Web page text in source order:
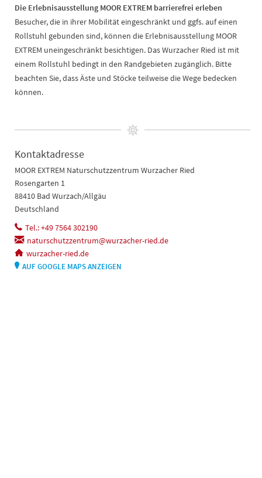
Die Erlebnisausstellung MOOR EXTREM barrierefrei erleben
Besucher, die in ihrer Mobilität eingeschränkt und ggfs. auf einen
Rollstuhl gebunden sind, können die Erlebnisausstellung MOOR
EXTREM uneingeschränkt besichtigen. Das Wurzacher Ried ist mit
einem Rollstuhl bedingt in den Randgebieten zugänglich. Bitte
beachten Sie, dass Äste und Stöcke teilweise die Wege bedecken
können.
Kontaktadresse
MOOR EXTREM Naturschutzzentrum Wurzacher Ried
Rosengarten 1
88410 Bad Wurzach/Allgäu
Deutschland
Tel.: +49 7564 302190
naturschutzzentrum@wurzacher-ried.de
wurzacher-ried.de
AUF GOOGLE MAPS ANZEIGEN